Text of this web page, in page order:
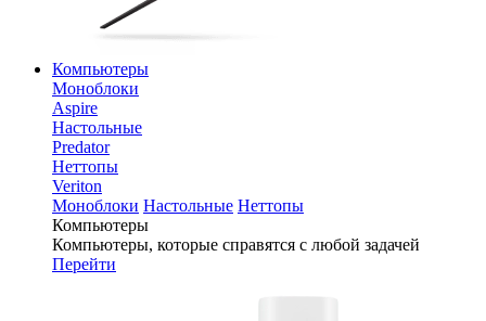
Компьютеры
Моноблоки
Aspire
Настольные
Predator
Неттопы
Veriton
Моноблоки Настольные Неттопы
Компьютеры
Компьютеры, которые справятся с любой задачей
Перейти